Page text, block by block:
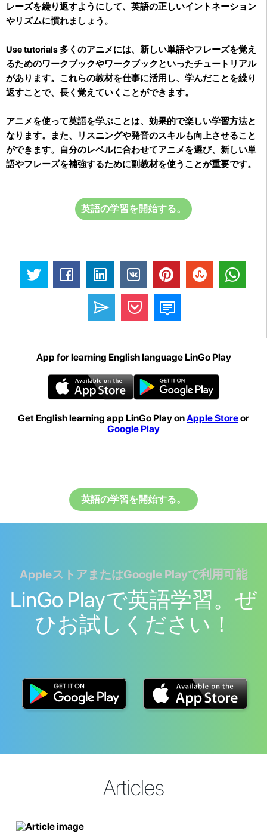
レーズを繰り返すようにして、英語の正しいイントネーション
やリズムに慣れましょう。
Use tutorials 多くのアニメには、新しい単語やフレーズを覚え
るためのワークブックやワークブックといったチュートリアル
があります。これらの教材を仕事に活用し、学んだことを繰り
返すことで、長く覚えていくことができます。
アニメを使って英語を学ぶことは、効果的で楽しい学習方法と
なります。また、リスニングや発音のスキルも向上させること
ができます。自分のレベルに合わせてアニメを選び、新しい単
語やフレーズを補強するために副教材を使うことが重要です。
英語の学習を開始する。
App for learning English language LinGo Play
Get English learning app LinGo Play onApple Storeor
Google Play
英語の学習を開始する。
AppleストアまたはGoogle Playで利用可能
LinGo Playで英語学習。ぜ
ひお試しください！
Articles